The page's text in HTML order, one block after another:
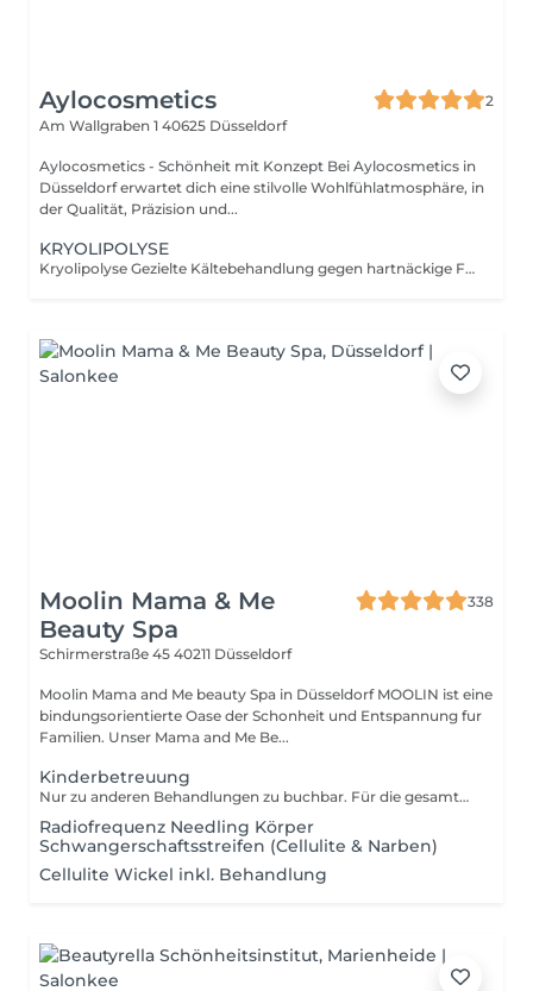
Aylocosmetics
2
Am Wallgraben 1 40625 Düsseldorf
Aylocosmetics - Schönheit mit Konzept Bei Aylocosmetics in
Düsseldorf erwartet dich eine stilvolle Wohlfühlatmosphäre, in
der Qualität, Präzision und...
KRYOLIPOLYSE
Kryolipolyse Gezielte Kältebehandlung gegen hartnäckige Fettdepots Erreichen Sie Ihre Körperziele mit modernster Technologie. Unsere Kryolipolyse-Behandlung bietet eine nicht-invasive Methode, um Problemzonen effektiv zu behandeln. Was Sie erwartet: Gezielte Anwendung: Die Behandlung richtet sich in erster Linie an Fettdepots, die sich als diät- und sportresistent erwiesen haben. Top-Technologie: Wir setzen auf die bewährten Systeme von Toplite Cosmetic Systems. Kein operativer Eingriff: Die Methode arbeitet rein mit kontrollierter Kälteeinwirkung auf die gewünschten Zonen.
Moolin Mama & Me
Beauty Spa
338
Schirmerstraße 45 40211 Düsseldorf
Moolin Mama and Me beauty Spa in Düsseldorf MOOLIN ist eine
bindungsorientierte Oase der Schonheit und Entspannung fur
Familien. Unser Mama and Me Be...
Kinderbetreuung
Nur zu anderen Behandlungen zu buchbar. Für die gesamte Dauer des Services ist eine Kinderbetreuung vorgesehen, um sicherzustellen, dass sich unsere Kunden ungestört auf den Service konzentrieren können.
Radiofrequenz Needling Körper
Schwangerschaftsstreifen (Cellulite & Narben)
Cellulite Wickel inkl. Behandlung